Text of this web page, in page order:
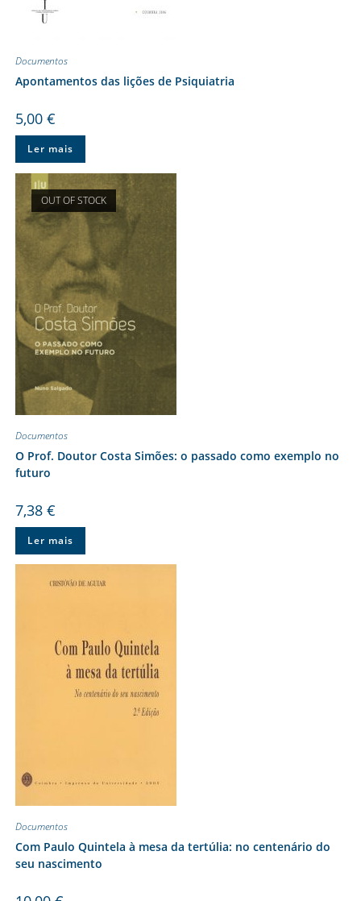
Documentos
Apontamentos das lições de Psiquiatria
5,00 €
Ler mais
OUT OF STOCK
Documentos
O Prof. Doutor Costa Simões: o passado como exemplo no
futuro
7,38 €
Ler mais
Documentos
Com Paulo Quintela à mesa da tertúlia: no centenário do
seu nascimento